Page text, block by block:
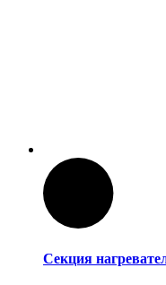
Секция